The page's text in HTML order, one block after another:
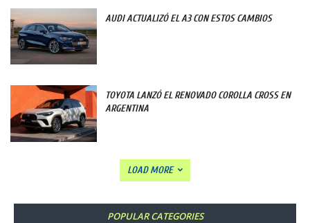
AUDI ACTUALIZÓ EL A3 CON ESTOS CAMBIOS
TOYOTA LANZÓ EL RENOVADO COROLLA CROSS EN
ARGENTINA
LOAD MORE
POPULAR CATEGORIES